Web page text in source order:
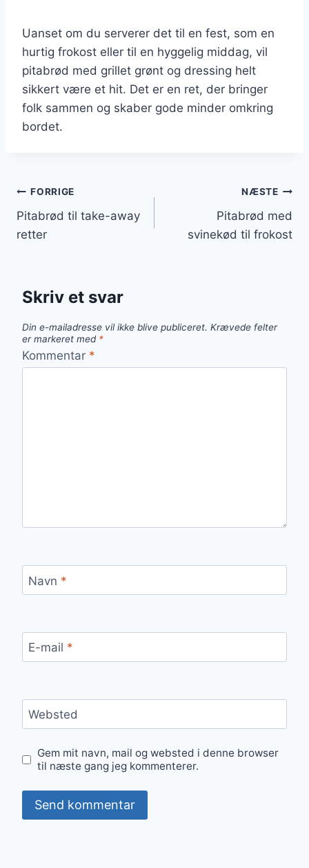
Uanset om du serverer det til en fest, som en
hurtig frokost eller til en hyggelig middag, vil
pitabrød med grillet grønt og dressing helt
sikkert være et hit. Det er en ret, der bringer
folk sammen og skaber gode minder omkring
bordet.
Indlægsnavigation
FORRIGE
Pitabrød til take-away
retter
NÆSTE
Pitabrød med
svinekød til frokost
Skriv et svar
Din e-mailadresse vil ikke blive publiceret. Krævede felter
er markeret med *
Kommentar *
Navn *
E-mail *
Websted
Gem mit navn, mail og websted i denne browser
til næste gang jeg kommenterer.